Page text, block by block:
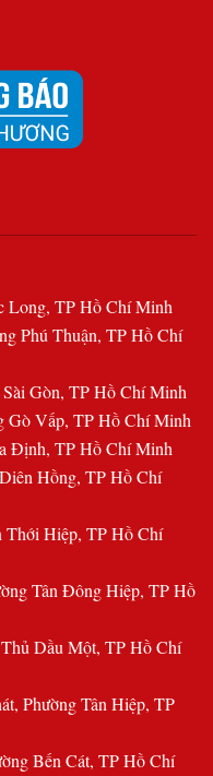
Long, TP Hồ Chí Minh
Phú Thuận, TP Hồ Chí
Gòn, TP Hồ Chí Minh
Gò Vấp, TP Hồ Chí Minh
Định, TP Hồ Chí Minh
Hồng, TP Hồ Chí
Thới Hiệp, TP Hồ Chí
Tân Đông Hiệp, TP Hồ
Dầu Một, TP Hồ Chí
Phường Tân Hiệp, TP
Bến Cát, TP Hồ Chí